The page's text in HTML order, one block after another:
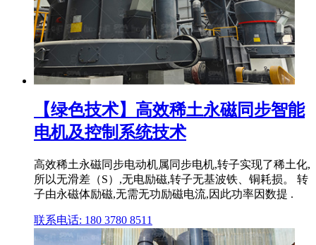
【绿色技术】高效稀土永磁同步智能
电机及控制系统技术
高效稀土永磁同步电动机属同步电机,转子实现了稀土化,
所以无滑差（S）,无电励磁,转子无基波铁、铜耗损。 转
子由永磁体励磁,无需无功励磁电流,因此功率因数提 .
联系电话: 180 3780 8511